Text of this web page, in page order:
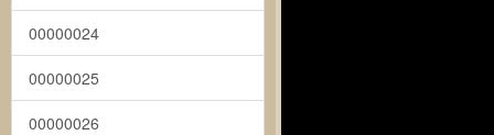
00000024
00000025
00000026